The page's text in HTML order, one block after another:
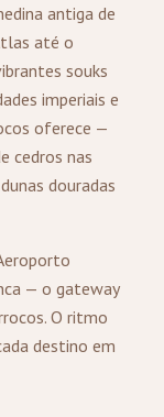
antiga de
até o
souks
imperiais e
oferece —
cedros nas
douradas
— o gateway
O ritmo
destino em